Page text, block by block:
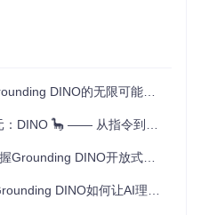
练状态，方便长期实验和微调
跑酷的吗？只需几个简单的
机器学习旅程。
无限可能：一款强大的开源目标检测框架
🦕 —— 从指令到数据集的生成器
DINO开放式目标检测实战指南
DINO如何让AI理解你的视觉需求